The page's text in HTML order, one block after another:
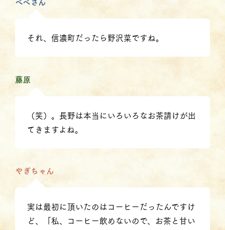
それ、信濃町だったら野沢菜ですね。
藤原
（笑）。長野は本当にいろいろなお茶請けが出
てきますよね。
やぎちゃん
実は最初に頂いたのはコーヒーだったんですけ
ど、「私、コーヒー飲めないので、お茶と甘い